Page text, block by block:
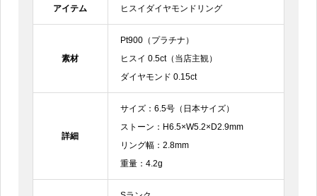
お問合せ内容 必須
アイテム ヒスイダイヤモンドリング
素材
Pt900（プラチナ）
ヒスイ 0.5ct（当店主観）
ダイヤモンド 0.15ct
詳細
サイズ：6.5号（日本サイズ）
ストーン：H6.5×W5.2×D2.9mm
リング幅：2.8mm
重量：4.2g